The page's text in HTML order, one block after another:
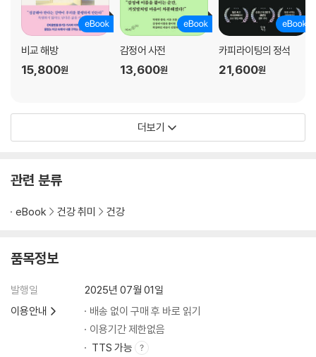
6 강박장애의 배경 219
강박장애의 역사
·프로이트의 강박신경증 ·신경생물학의 등장 ·DSM-Ⅲ의 등장 ·DSM-5
와 OCRD
·저장강박장애 ·추형공포증 ·발모증, 피부뜯기장애
·유전 ·감염 ·성격
·신경회로: 강박장애 순환고리 가설 ·신경화학: 세로토닌, 도파민, 글루탐
7 환자와 가족을 위한 지침 251
가족을 위한 지침
·환자를 이해한다 ·환자는 최선을 다하고 있다 ·강박 상태에서는 성격이 변
한다 ·사람이 아니라 ‘병’이 문제임을 인식한다 ·끌어들임에 어떻게 대응할
것인가? ·폭력을 동반하는 끌어들임 ·가족이 트레이너가 되자 ·은둔형 외
비교 해방
15,800원
감정어 사전
13,600원
카피라이팅의 정석
21,600원
더보기
관련 분류
eBook 건강 취미 건강
품목정보
발행일
2025년 07월 01일
이용안내
배송 없이 구매 후 바로 읽기
이용기간 제한없음
TTS 가능